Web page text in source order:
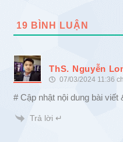
19 BÌNH LUẬN
ThS. Nguyễn
07/03/2024 11:36
# Cập nhật nội dung bài
Trả lời ↵